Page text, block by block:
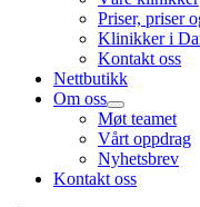
Priser, priser
Klinikker i
Kontakt oss
Nettbutikk
Om oss
Møt teamet
Vårt oppdrag
Nyhetsbrev
Kontakt oss